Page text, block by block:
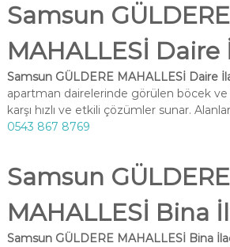
Samsun GÜLDERE
MAHALLESİ
Samsun GÜLDERE MAHALLESİ Daire
apartman dairelerinde görülen böcek ve
karşı hızlı ve etkili çözümler sunar.
0543 867 8769
Samsun GÜLDERE
MAHALLESİ Bina
Samsun GÜLDERE MAHALLESİ Bina